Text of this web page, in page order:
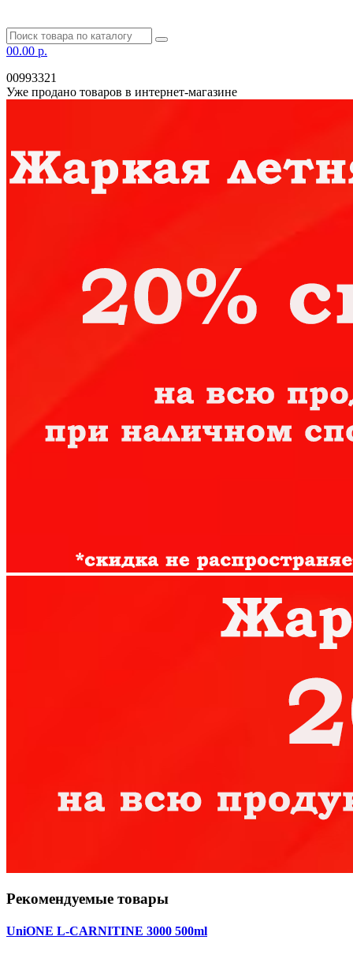
00.00 р.
00993321
Уже продано товаров в интернет-магазине
Рекомендуемые товары
UniONE L-CARNITINE 3000 500ml